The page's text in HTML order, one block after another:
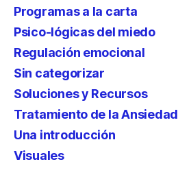
Programas a la carta
Psico-lógicas del miedo
Regulación emocional
Sin categorizar
Soluciones y Recursos
Tratamiento de la Ansiedad
Una introducción
Visuales